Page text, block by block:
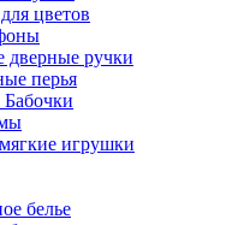
цветов
ручки
перья
игрушки
белье